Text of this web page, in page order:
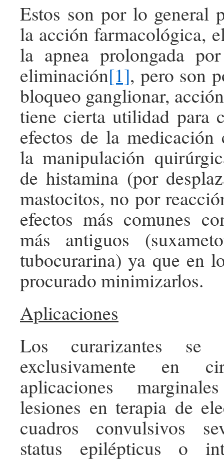
Estos son por lo general
la acción farmacológica,
la apnea prolongada
eliminación[1], pero son
bloqueo ganglionar,
tiene cierta utilidad para
efectos de la medicación
la manipulación
de histamina (por
mastocitos, no por
efectos más comunes
más antiguos
tubocurarina) ya que en
procurado minimizarlos.
Aplicaciones
Los curarizantes se
exclusivamente en
aplicaciones
lesiones en terapia de
cuadros convulsivos
status epilépticus o